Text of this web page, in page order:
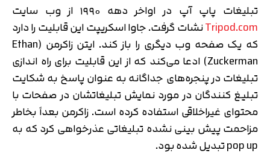
تبلیغات پاپ آپ در اواخر دهه ۱۹۹۰ از وب سایت
Tripod.comنشات گرفت. جاوا اسکریپت این قابلیت را دارد
که یک صفحه وب دیگری را باز کند. ایتن زاکرمن (Ethan
Zuckerman) ادعا می‌کند که از این قابلیت برای راه اندازی
تبلیغات در پنجره‌های جداگانه به عنوان پاسخ به شکایت
تبلیغ کنندگان در مورد نمایش تبلیغاتشان در صفحات با
محتوای غیراخلاقی استفاده کرده است. زاکرمن بعداً بخاطر
مزاحمت پیش بینی نشده تبلیغاتی عذرخواهی کرد که به
pop up تبدیل شده بود.